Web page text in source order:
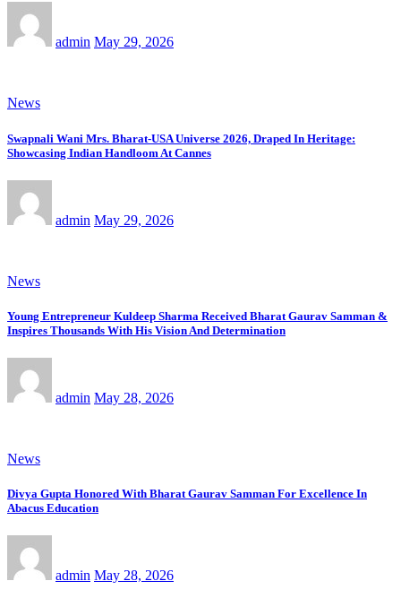
admin May 29, 2026
News
Swapnali Wani Mrs. Bharat-USA Universe 2026, Draped In Heritage:
Showcasing Indian Handloom At Cannes
admin May 29, 2026
News
Young Entrepreneur Kuldeep Sharma Received Bharat Gaurav Samman &
Inspires Thousands With His Vision And Determination
admin May 28, 2026
News
Divya Gupta Honored With Bharat Gaurav Samman For Excellence In
Abacus Education
admin May 28, 2026